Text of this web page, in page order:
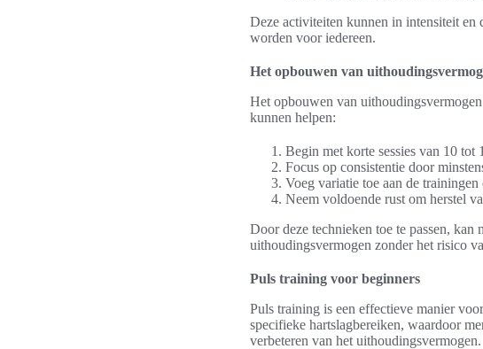
Deze activiteiten kunnen in intensiteit en
worden voor iedereen.
Het opbouwen van
Het opbouwen van
kunnen helpen:
Begin met korte sessies van 10
Focus op consistentie door
Voeg variatie toe aan de
Neem voldoende rust om herstel
Door deze technieken toe te passen, kan
uithoudingsvermogen zonder het risico
Puls training voor beginners
Puls training is een effectieve manier
specifieke hartslagbereiken, waardoor
verbeteren van het uithoudingsvermogen.